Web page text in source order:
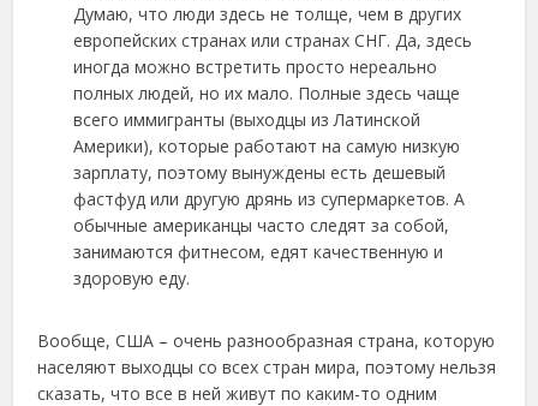
Думаю, что люди здесь не толще, чем в других
европейских странах или странах СНГ. Да, здесь
иногда можно встретить просто нереально
полных людей, но их мало. Полные здесь чаще
всего иммигранты (выходцы из Латинской
Америки), которые работают на самую низкую
зарплату, поэтому вынуждены есть дешевый
фастфуд или другую дрянь из супермаркетов. А
обычные американцы часто следят за собой,
занимаются фитнесом, едят качественную и
здоровую еду.
Вообще, США – очень разнообразная страна, которую
населяют выходцы со всех стран мира, поэтому нельзя
сказать, что все в ней живут по каким-то одним